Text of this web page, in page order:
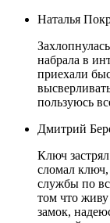
Наталья
набрала в
приехали
пользуюсь
Дмитрий
Ключ
сломал
службы по
том что
замок,